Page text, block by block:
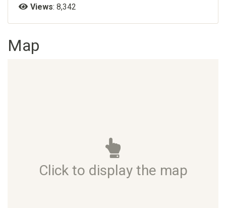
Views: 8,342
Map
Click to display the map